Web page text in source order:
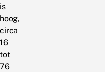
is
hoog,
circa
16
tot
76